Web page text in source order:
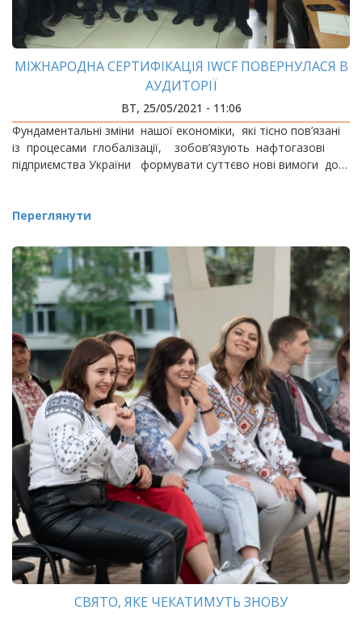
МІЖНАРОДНА СЕРТИФІКАЦІЯ IWCF ПОВЕРНУЛАСЯ В
АУДИТОРІЇ
ВТ, 25/05/2021 - 11:06
Фундаментальні зміни нашої економіки, які тісно пов’язані
із процесами глобалізації, зобов’язують нафтогазові
підприємства України формувати суттєво нові вимоги до…
Переглянути
СВЯТО, ЯКЕ ЧЕКАТИМУТЬ ЗНОВУ